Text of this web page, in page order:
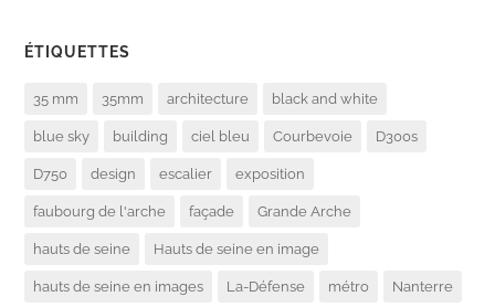
ÉTIQUETTES
35 mm 35mm architecture black and white
blue sky building ciel bleu Courbevoie D300s
D750 design escalier exposition
faubourg de l'arche façade Grande Arche
hauts de seine Hauts de seine en image
hauts de seine en images La-Défense métro Nanterre